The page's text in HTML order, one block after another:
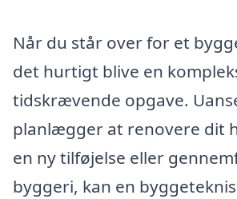
Når du står over for et
det hurtigt blive en
tidskrævende opgave.
planlægger at renovere dit
en ny tilføjelse eller
byggeri, kan en